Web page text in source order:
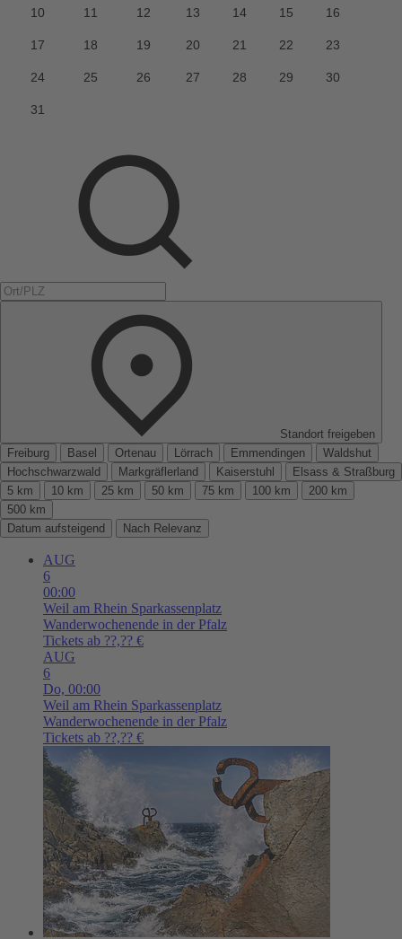
Standort freigeben
Freiburg
Basel Ortenau Lörrach Emmendingen
Waldshut
Hochschwarzwald
Markgräflerland Kaiserstuhl
Elsass & Straßburg
5 km
10 km 25 km 50 km 75 km 100 km
200 km
500 km
Datum aufsteigend
Nach Relevanz
AUG
6
00:00
Weil am Rhein Sparkassenplatz
Wanderwochenende in der Pfalz
Tickets ab ??,?? €
AUG
6
Do, 00:00
Weil am Rhein Sparkassenplatz
Wanderwochenende in der Pfalz
Tickets ab ??,?? €